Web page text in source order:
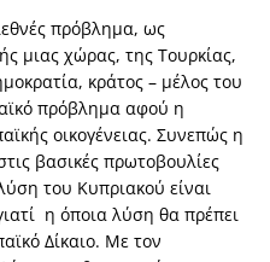
πρόβλημα, ως
μιας χώρας, της Τουρκίας,
κράτος – μέλος του
πρόβλημα αφού η
οικογένειας. Συνεπώς η
βασικές πρωτοβουλίες
του Κυπριακού είναι
η όποια λύση θα πρέπει
Δίκαιο. Με τον